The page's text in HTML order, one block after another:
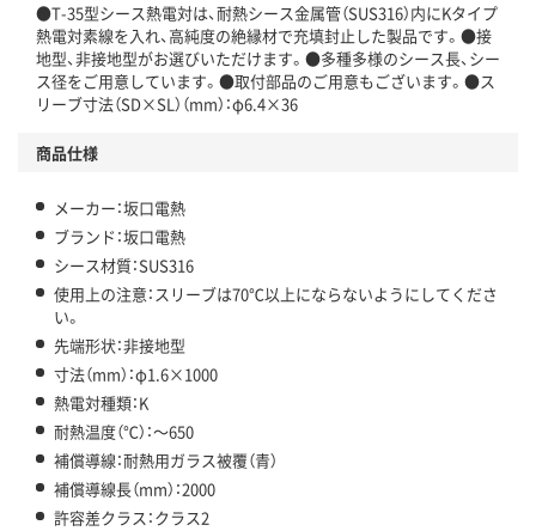
●T-35型シース熱電対は、耐熱シース金属管（SUS316）内にKタイプ
熱電対素線を入れ、高純度の絶縁材で充填封止した製品です。●接
地型、非接地型がお選びいただけます。●多種多様のシース長、シー
ス径をご用意しています。●取付部品のご用意もございます。●ス
リーブ寸法（SD×SL）（mm）：φ6.4×36
商品仕様
メーカー：坂口電熱
ブランド：坂口電熱
シース材質：SUS316
使用上の注意：スリーブは70℃以上にならないようにしてくださ
い。
先端形状：非接地型
寸法（mm）：φ1.6×1000
熱電対種類：K
耐熱温度（℃）：～650
補償導線：耐熱用ガラス被覆（青）
補償導線長（mm）：2000
許容差クラス：クラス2